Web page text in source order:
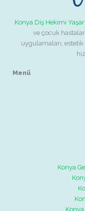
Konya Diş Hekimi
ve çocuk
uygulamaları,
Menü
Konya